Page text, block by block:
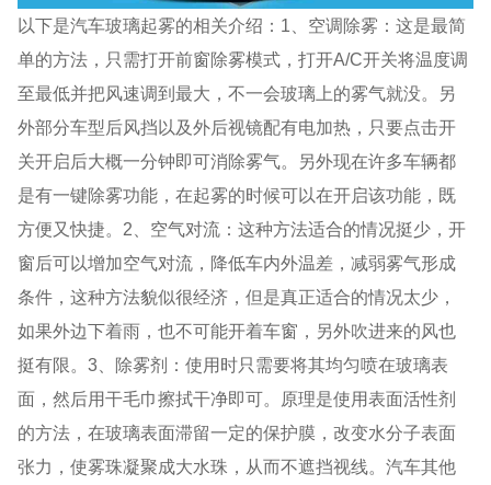
以下是汽车玻璃起雾的相关介绍：1、空调除雾：这是最简
单的方法，只需打开前窗除雾模式，打开A/C开关将温度调
至最低并把风速调到最大，不一会玻璃上的雾气就没。另
外部分车型后风挡以及外后视镜配有电加热，只要点击开
关开启后大概一分钟即可消除雾气。另外现在许多车辆都
是有一键除雾功能，在起雾的时候可以在开启该功能，既
方便又快捷。2、空气对流：这种方法适合的情况挺少，开
窗后可以增加空气对流，降低车内外温差，减弱雾气形成
条件，这种方法貌似很经济，但是真正适合的情况太少，
如果外边下着雨，也不可能开着车窗，另外吹进来的风也
挺有限。3、除雾剂：使用时只需要将其均匀喷在玻璃表
面，然后用干毛巾擦拭干净即可。原理是使用表面活性剂
的方法，在玻璃表面滞留一定的保护膜，改变水分子表面
张力，使雾珠凝聚成大水珠，从而不遮挡视线。汽车其他